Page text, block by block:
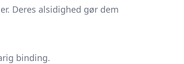
Deres alsidighed gør dem
binding.